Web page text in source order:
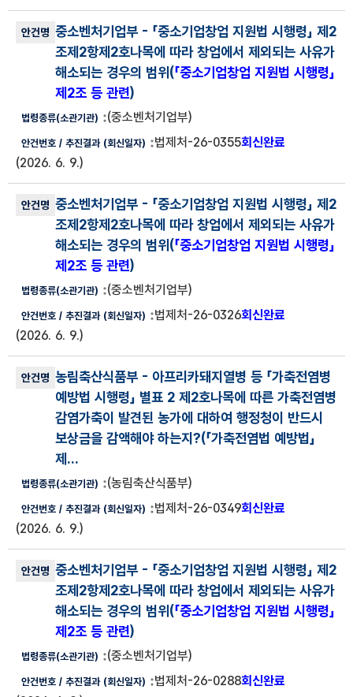
중소벤처기업부 - 「중소기업창업 지원법 시행령」 제2
조제2항제2호나목에 따라 창업에서 제외되는 사유가
해소되는 경우의 범위(「중소기업창업 지원법 시행령」
제2조 등 관련)
(중소벤처기업부)
법제처-26-0355회신완료
(2026. 6. 9.)
중소벤처기업부 - 「중소기업창업 지원법 시행령」 제2
조제2항제2호나목에 따라 창업에서 제외되는 사유가
해소되는 경우의 범위(「중소기업창업 지원법 시행령」
제2조 등 관련)
(중소벤처기업부)
법제처-26-0326회신완료
(2026. 6. 9.)
농림축산식품부 - 아프리카돼지열병 등 「가축전염병
예방법 시행령」 별표 2 제2호나목에 따른 가축전염병
감염가축이 발견된 농가에 대하여 행정청이 반드시
보상금을 감액해야 하는지?(「가축전염법 예방법」
제...
(농림축산식품부)
법제처-26-0349회신완료
(2026. 6. 9.)
중소벤처기업부 - 「중소기업창업 지원법 시행령」 제2
조제2항제2호나목에 따라 창업에서 제외되는 사유가
해소되는 경우의 범위(「중소기업창업 지원법 시행령」
제2조 등 관련)
(중소벤처기업부)
법제처-26-0288회신완료